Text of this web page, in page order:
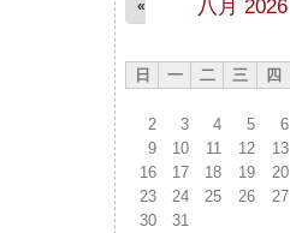
八月 2026
«
日 一 二 三 四
2
3 4 5 6
9
10 11 12 13
16
17 18 19 20
23
24 25 26 27
30
31